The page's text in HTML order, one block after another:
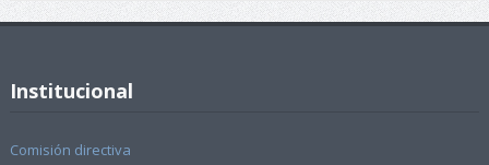
Institucional
Comisión directiva